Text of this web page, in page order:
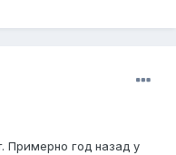
Примерно год назад у